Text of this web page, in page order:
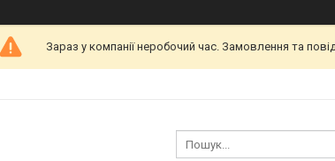
Зараз у компанії неробочий час. Замовлення та